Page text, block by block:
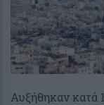
Αυξήθηκαν κατά